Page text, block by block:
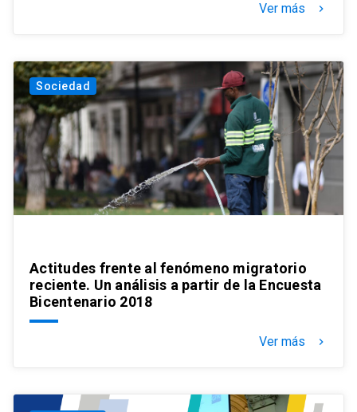
Ver más keyboard_arrow_right
Sociedad
Actitudes frente al fenómeno migratorio
reciente. Un análisis a partir de la Encuesta
Bicentenario 2018
Ver más keyboard_arrow_right